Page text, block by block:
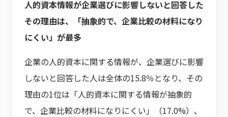
人的資本情報が企業選びに影響しないと回答した
その理由は、「抽象的で、企業比較の材料になり
にくい」が最多
企業の人的資本に関する情報が、企業選びに影響
しないと回答した人は全体の15.8％となり、その
理由の1位は「人的資本に関する情報が抽象的
で、企業比較の材料になりにくい」（17.0%）、